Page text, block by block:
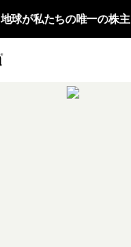
地球が私たちの唯一の株主